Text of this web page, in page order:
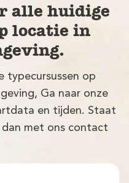
alle huidige
locatie in
typecursussen op
Ga naar onze
en tijden. Staat
met ons contact